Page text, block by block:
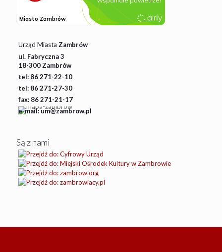
Urząd Miasta Zambrów
ul. Fabryczna 3
18-300 Zambrów
tel: 86 271-22-10
tel: 86 271-27-30
fax: 86 271-21-17
e-mail: um@zambrow.pl
Są z nami